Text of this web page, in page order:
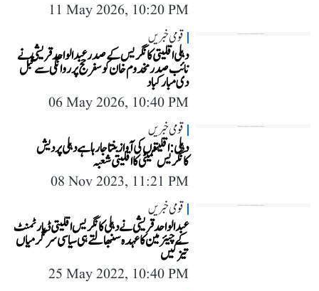
11 May 2026, 10:20 PM
قومی خبریں
دہلی اقلیتی کانگریس کے صدر عبدالواحد قریشی نے
نائب صدر مخدوم خان کو سفر حج پر روانگی سے قبل
دی مبارکباد
06 May 2026, 10:40 PM
قومی خبریں
دہلی: اقلیتوں کی آواز بنتا جا رہا ہے دہلی پردیش
کانگریس کمیٹی کا اقلیتی شعبہ
08 Nov 2023, 11:21 PM
قومی خبریں
عبدالواحد قریشی نے دہلی کانگریس اقلیتی ڈپارٹمنٹ
کے چیئرمین کا عہدہ سنبھالتے ہی سیاسی سرگرمیاں
تیز کیں
25 May 2022, 10:40 PM